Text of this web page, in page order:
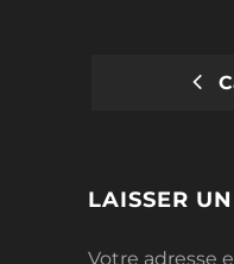
LAISSER
Votre adresse